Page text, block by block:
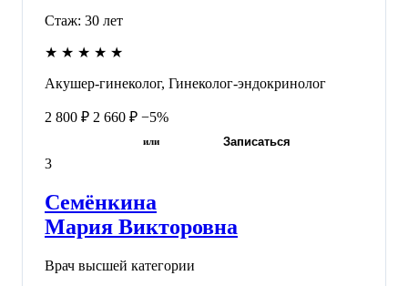
Стаж: 30 лет
★ ★ ★ ★ ★
Акушер-гинеколог, Гинеколог-эндокринолог
2 800 ₽ 2 660 ₽ −5%
или Записаться
3
Семёнкина
Мария Викторовна
Врач высшей категории